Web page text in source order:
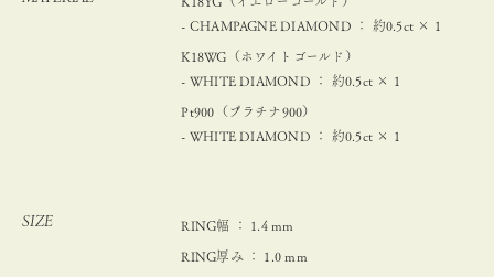
- CHAMPAGNE DIAMOND ： 約0.5ct × 1
K18WG（ホワイトゴールド）
- WHITE DIAMOND ： 約0.5ct × 1
Pt900（プラチナ900）
- WHITE DIAMOND ： 約0.5ct × 1
SIZE RING幅 ： 1.4 mm
RING厚み ： 1.0 mm